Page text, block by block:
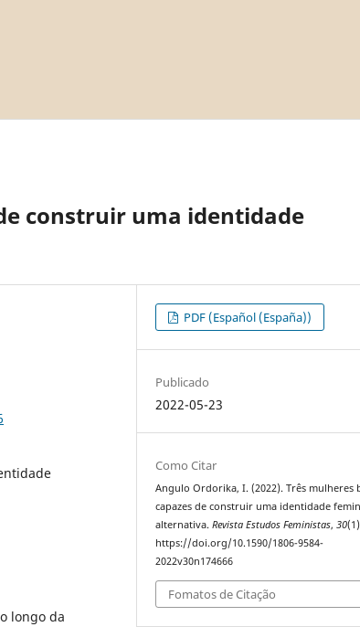
construir uma identidade
longo da
PDF (Español (España))
Publicado
2022-05-23
Como Citar
Angulo Ordorika, I. (2022). Três mulheres
capazes de construir uma identidade
alternativa.Revista Estudos Feministas,30
https://doi.org/10.1590/1806-9584-
2022v30n174666
Fomatos de Citação